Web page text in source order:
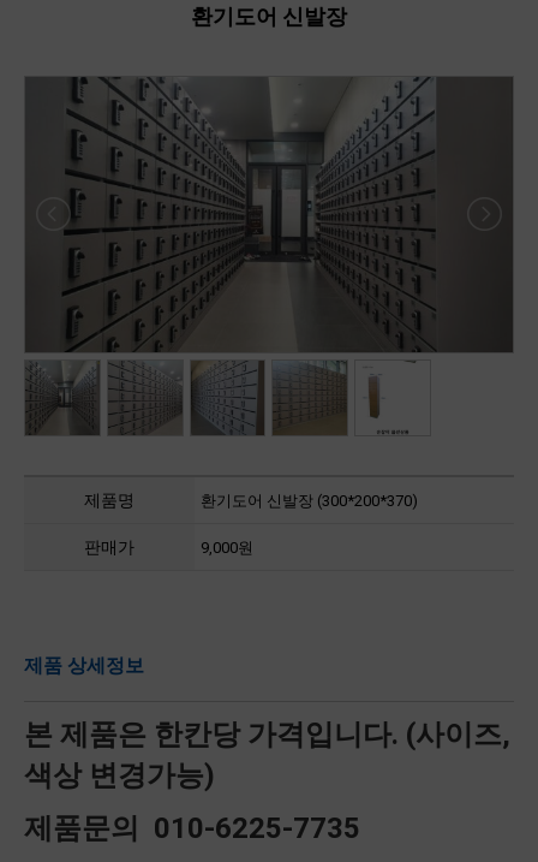
환기도어 신발장
제품명 환기도어 신발장 (300*200*370)
판매가 9,000원
제품 상세정보
본 제품은 한칸당 가격입니다. (사이즈,
색상 변경가능)
제품문의 010-6225-7735